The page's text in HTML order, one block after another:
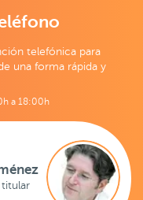
telefónica para
una forma rápida y
a 18:00h